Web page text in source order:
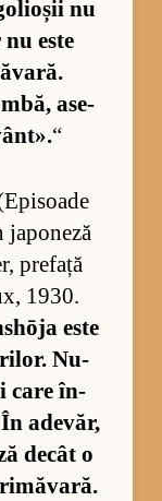
nu
este
ase­
“
pre­față
1930.
este
Nu­
care în­
ade­văr,
de­cât o